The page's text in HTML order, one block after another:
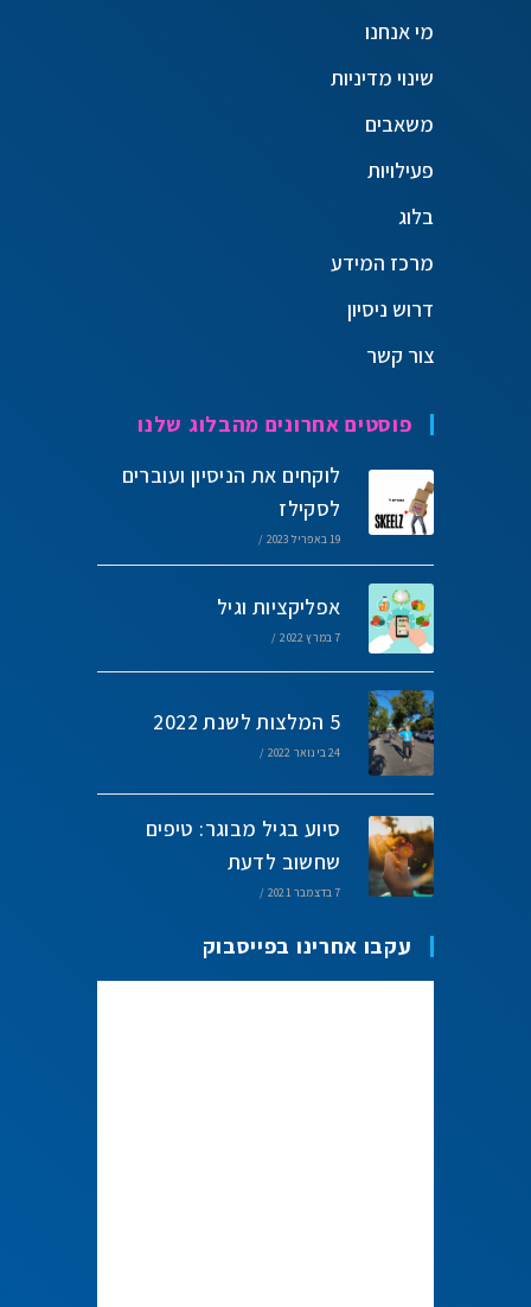
מי אנחנו
שינוי מדיניות
משאבים
פעילויות
בלוג
מרכז המידע
דרוש ניסיון
צור קשר
פוסטים אחרונים מהבלוג שלנו
לוקחים את הניסיון ועוברים
לסקילז
19 באפריל 2023 /
אפליקציות וגיל
7 במרץ 2022 /
5 המלצות לשנת 2022
24 בינואר 2022 /
סיוע בגיל מבוגר: טיפים
שחשוב לדעת
7 בדצמבר 2021 /
עקבו אחרינו בפייסבוק